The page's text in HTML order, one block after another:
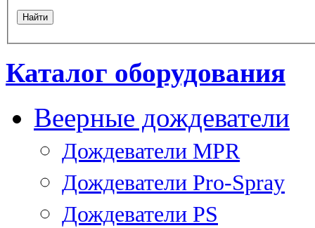
Каталог оборудования
Веерные дождеватели
Дождеватели MPR
Дождеватели Pro-Spray
Дождеватели PS